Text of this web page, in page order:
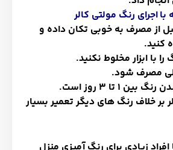
اجرای رنگ مولتی کالر
از مصرف به خوبی تکان داده و
کنید.
با ابزار مخلوط نکنید.
مصرف شود.
1 تا 3 روز است.
بر خلاف رنگ های دیگر تعمیر بسیار